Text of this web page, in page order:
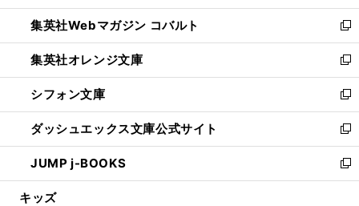
開
く
ウ
で
開
く
ン
ド
ウ
で
開
く
ウ
ィ
ン
ド
ウ
で
開
く
集英社Webマガジン コバルト
新
し
い
ウ
ィ
ン
ド
ウ
で
開
集英社オレンジ文庫
新
し
い
ウ
ィ
ン
ド
ウ
シフォン文庫
新
し
い
ウ
ィ
ン
ダッシュエックス文庫公式サイト
新
し
い
ウ
JUMP j-BOOKS
新
し
キッズ